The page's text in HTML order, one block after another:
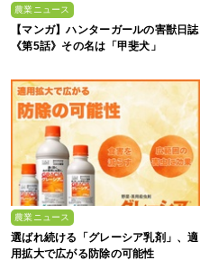
農業ニュース
【マンガ】ハンターガールの害獣日誌
《第5話》その名は「甲斐犬」
農業ニュース
選ばれ続ける「グレーシア乳剤」、適
用拡大で広がる防除の可能性